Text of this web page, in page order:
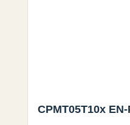
CPMT05T10x